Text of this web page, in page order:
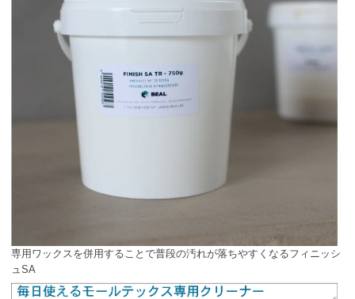
専用ワックスを併用することで普段の汚れが落ちやすくなるフィニッシ
ュSA